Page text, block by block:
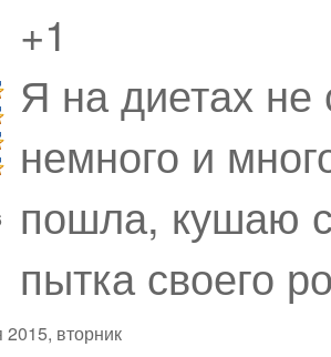
+1
Я на диетах
немного и
пошла, кушаю
пытка своего
вторник